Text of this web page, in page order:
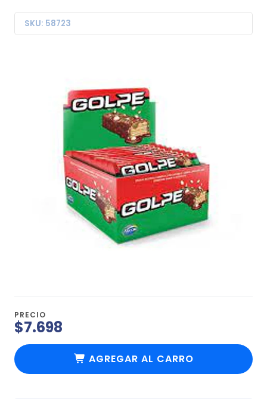
SKU: 58723
PRECIO
$7.698
AGREGAR AL CARRO